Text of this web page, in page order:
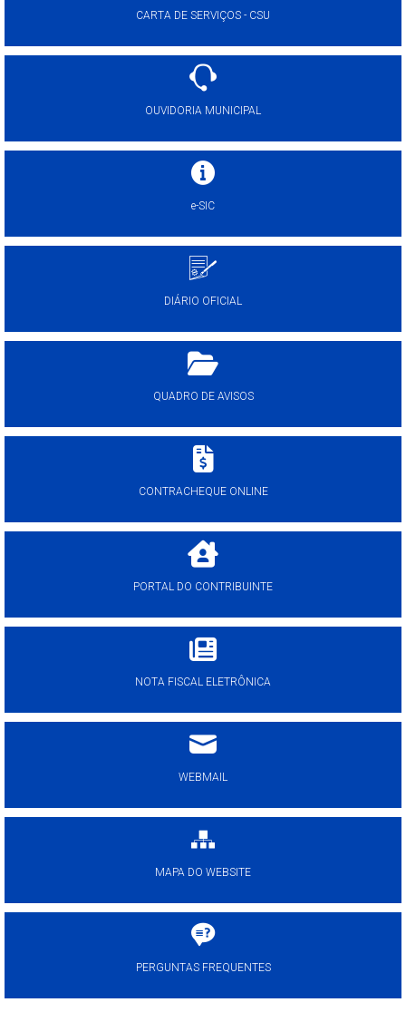
CARTA DE SERVIÇOS - CSU
OUVIDORIA MUNICIPAL
e-SIC
DIÁRIO OFICIAL
QUADRO DE AVISOS
CONTRACHEQUE ONLINE
PORTAL DO CONTRIBUINTE
NOTA FISCAL ELETRÔNICA
WEBMAIL
MAPA DO WEBSITE
PERGUNTAS FREQUENTES